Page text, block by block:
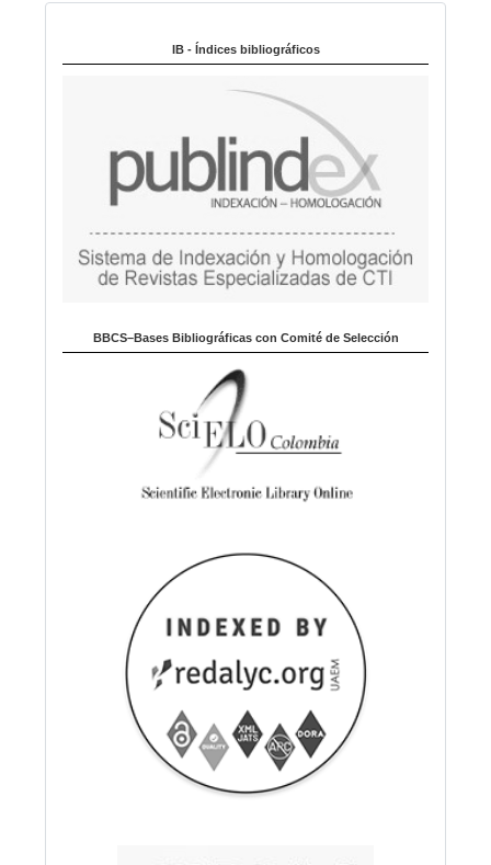
m
IB - Índices bibliográficos
BBCS–Bases Bibliográficas con Comité de Selección